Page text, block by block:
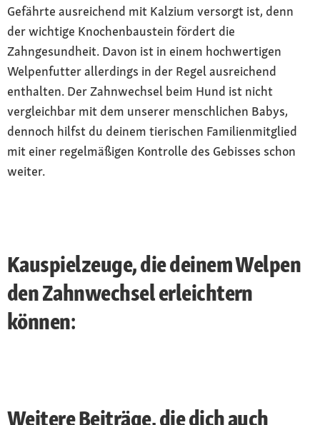
Gefährte ausreichend mit Kalzium versorgt ist, denn
der wichtige Knochenbaustein fördert die
Zahngesundheit. Davon ist in einem hochwertigen
Welpenfutter allerdings in der Regel ausreichend
enthalten. Der Zahnwechsel beim Hund ist nicht
vergleichbar mit dem unserer menschlichen Babys,
dennoch hilfst du deinem tierischen Familienmitglied
mit einer regelmäßigen Kontrolle des Gebisses schon
weiter.
Kauspielzeuge, die deinem Welpen
den Zahnwechsel erleichtern
können:
Weitere Beiträge, die dich auch